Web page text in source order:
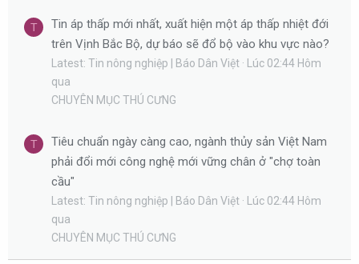
T
Tin áp thấp mới nhất, xuất hiện một áp thấp nhiệt đới
trên Vịnh Bắc Bộ, dự báo sẽ đổ bộ vào khu vực nào?
Latest: Tin nông nghiệp | Báo Dân Việt
Lúc 02:44 Hôm
qua
CHUYÊN MỤC THÚ CƯNG
T
Tiêu chuẩn ngày càng cao, ngành thủy sản Việt Nam
phải đổi mới công nghệ mới vững chân ở "chợ toàn
cầu"
Latest: Tin nông nghiệp | Báo Dân Việt
Lúc 02:44 Hôm
qua
CHUYÊN MỤC THÚ CƯNG